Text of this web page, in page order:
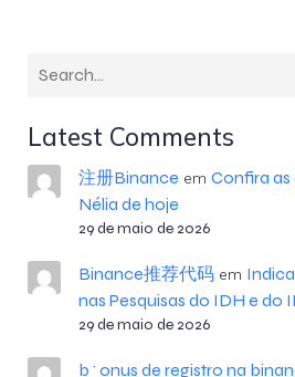
Latest Comments
注册Binance em Confira as
Nélia de hoje
29 de maio de 2026
Binance推荐代码em
nas Pesquisas do IDH e do
29 de maio de 2026
b^onus de registro na